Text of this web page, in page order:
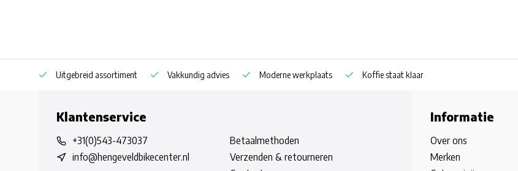
Uitgebreid assortiment Vakkundig advies Moderne werkplaats Koffie staat klaar
Klantenservice
+31(0)543-473037
info@hengeveldbikecenter.nl
Betaalmethoden
Verzenden & retourneren
Informatie
Over ons
Merken